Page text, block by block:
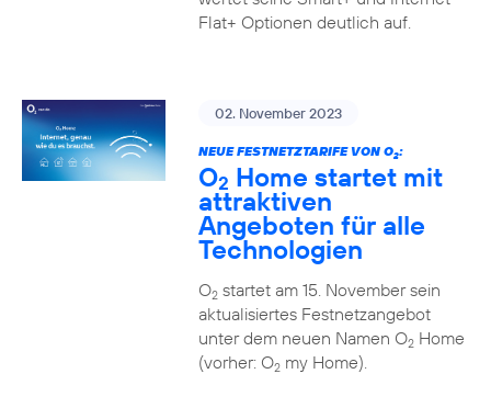
Flat+ Optionen deutlich auf.
02. November 2023
NEUE FESTNETZTARIFE VON O2:
O2 Home startet mit
attraktiven
Angeboten für alle
Technologien
O2startet am 15. November sein
aktualisiertes Festnetzangebot
unter dem neuen Namen O2Home
(vorher: O2my Home).